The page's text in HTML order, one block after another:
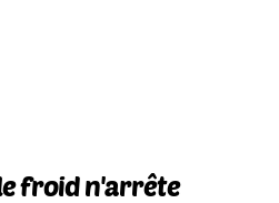
froid n'arrête